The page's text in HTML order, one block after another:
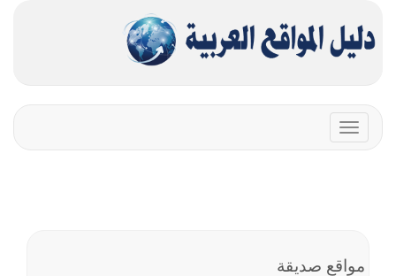
Toggle
navigation
مواقع صديقة